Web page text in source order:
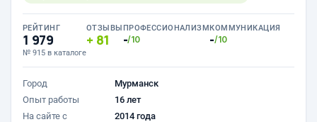
РЕЙТИНГ
1 979
№ 915 в каталоге
ОТЗЫВЫ
81
ПРОФЕССИОНАЛИЗМ
-/10
КОММУНИКАЦИЯ
-/10
Город
Мурманск
Опыт работы
16 лет
На сайте с
2014 года